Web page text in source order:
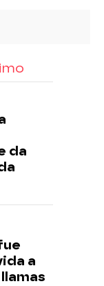
da
a